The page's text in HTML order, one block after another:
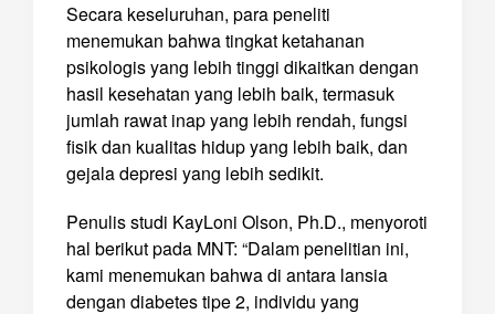
Secara keseluruhan, para peneliti
menemukan bahwa tingkat ketahanan
psikologis yang lebih tinggi dikaitkan dengan
hasil kesehatan yang lebih baik, termasuk
jumlah rawat inap yang lebih rendah, fungsi
fisik dan kualitas hidup yang lebih baik, dan
gejala depresi yang lebih sedikit.
Penulis studi KayLoni Olson, Ph.D., menyoroti
hal berikut pada MNT: “Dalam penelitian ini,
kami menemukan bahwa di antara lansia
dengan diabetes tipe 2, individu yang